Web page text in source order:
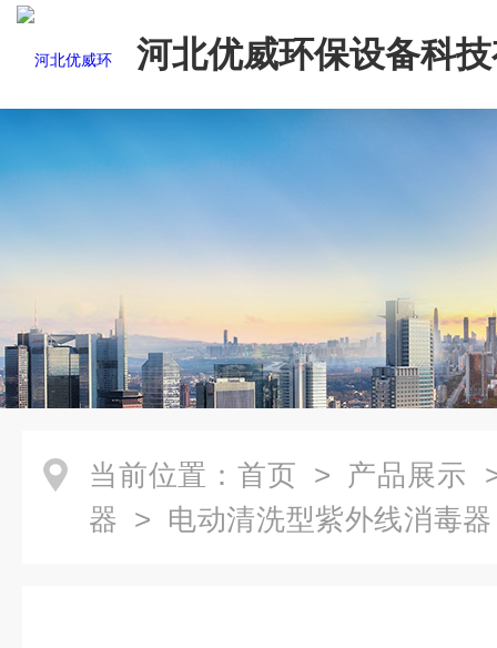
河北优威环保设备科
司
当前位置： 首页 > 产品展示
器 > 电动清洗型紫外线消毒器